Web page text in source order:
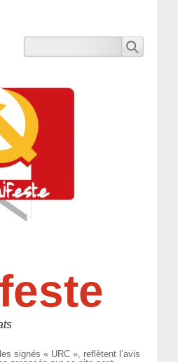
signés « URC », reflètent l’avis